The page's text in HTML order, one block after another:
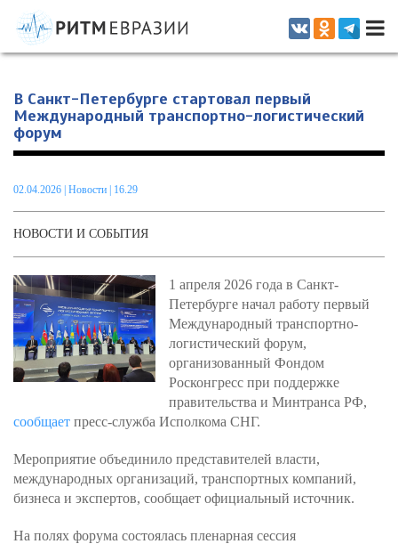
Информационно-аналитическое издание, посвященное актуальным
проблемам интеграции на постсоветском пространстве
В Санкт-Петербурге стартовал первый
Международный транспортно-логистический
форум
02.04.2026 Новости | 16.29
НОВОСТИ И СОБЫТИЯ
1 апреля 2026 года в Санкт-
Петербурге начал работу первый
Международный транспортно-
логистический форум,
организованный Фондом
Росконгресс при поддержке
правительства и Минтранса РФ,
сообщает пресс-служба Исполкома СНГ.
Мероприятие объединило представителей власти,
международных организаций, транспортных компаний,
бизнеса и экспертов, сообщает официальный источник.
На полях форума состоялась пленарная сессия